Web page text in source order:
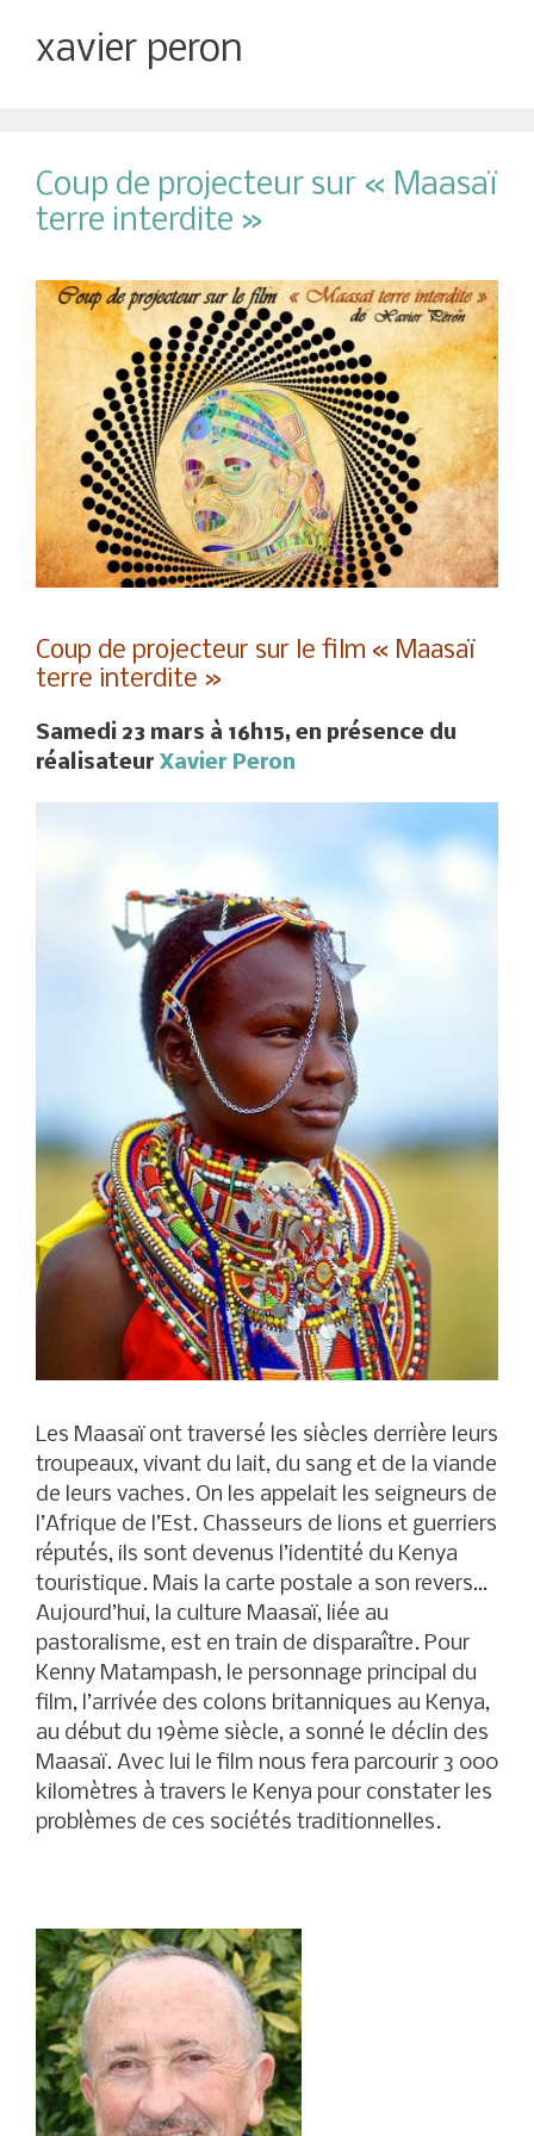
xavier peron
Coup de projecteur sur « Maasaï
terre interdite »
Coup de projecteur sur le film « Maasaï
terre interdite »
Samedi 23 mars à 16h15, en présence du
réalisateur Xavier Peron
Les Maasaï ont traversé les siècles derrière leurs
troupeaux, vivant du lait, du sang et de la viande
de leurs vaches. On les appelait les seigneurs de
l’Afrique de l’Est. Chasseurs de lions et guerriers
réputés, ils sont devenus l’identité du Kenya
touristique. Mais la carte postale a son revers…
Aujourd’hui, la culture Maasaï, liée au
pastoralisme, est en train de disparaître. Pour
Kenny Matampash, le personnage principal du
film, l’arrivée des colons britanniques au Kenya,
au début du 19ème siècle, a sonné le déclin des
Maasaï. Avec lui le film nous fera parcourir 3 000
kilomètres à travers le Kenya pour constater les
problèmes de ces sociétés traditionnelles.